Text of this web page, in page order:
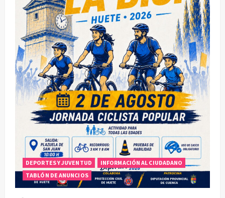
DEPORTES Y JUVENTUD
INFORMACIÓN AL CIUDADANO
TABLÓN DE ANUNCIOS